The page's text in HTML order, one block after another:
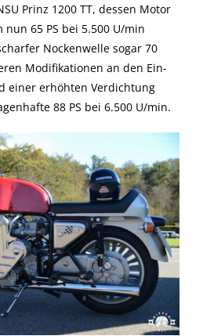
Prinz 1200 TT, dessen Motor
65 PS bei 5.500 U/min
Nockenwelle sogar 70
Modifikationen an den Ein-
einer erhöhten Verdichtung
88 PS bei 6.500 U/min.